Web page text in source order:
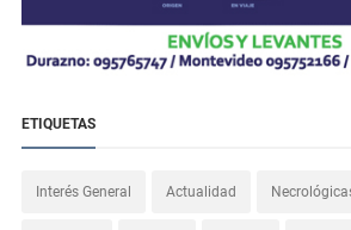
ETIQUETAS
Interés General Actualidad